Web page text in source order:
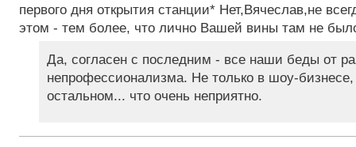
первого дня открытия станции* Нет,Вячеслав,не
этом - тем более, что лично Вашей вины там не
Да, согласен с последним - все наши беды от
непрофессионализма. Не только в шоу-
остальном... что очень неприятно.